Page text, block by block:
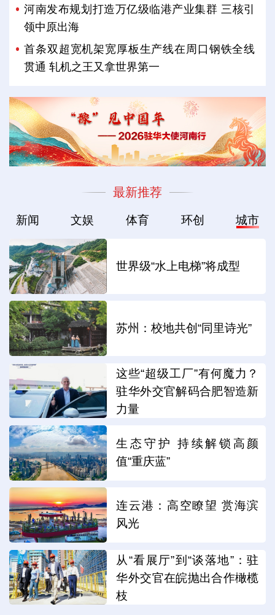
河南发布规划打造万亿级临港产业集群 三核引
领中原出海
首条双超宽机架宽厚板生产线在周口钢铁全线
贯通 轧机之王又拿世界第一
最新推荐
新闻 文娱 体育 环创 城市
世界级“水上电梯”将成型
苏州：校地共创“同里诗光”
这些“超级工厂”有何魔力？
驻华外交官解码合肥智造新
力量
生态守护 持续解锁高颜
值“重庆蓝”
连云港：高空瞭望 赏海滨
风光
从“看展厅”到“谈落地”：驻
华外交官在皖抛出合作橄榄
枝